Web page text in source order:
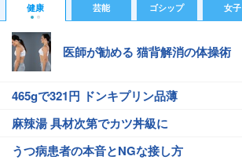
健康 芸能 ゴシップ 女子
医師が勧める 猫背解消の体操術
465gで321円 ドンキプリン品薄
麻辣湯 具材次第でカツ丼級に
うつ病患者の本音とNGな接し方